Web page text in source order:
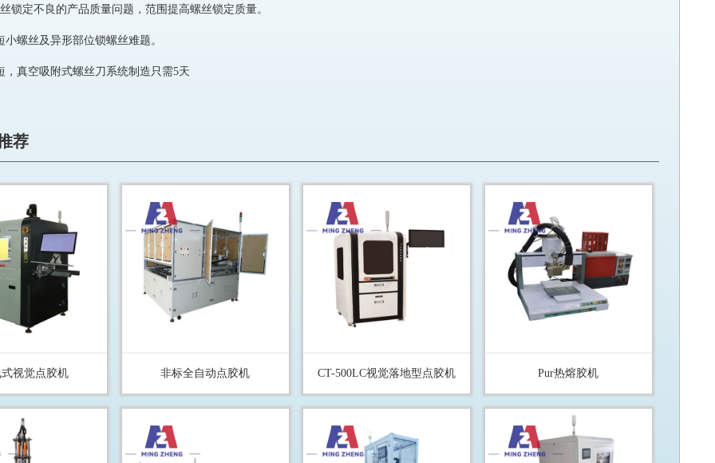
锁定不良的产品质量问题，范围提高螺丝锁定质量。
小螺丝及异形部位锁螺丝难题。
，真空吸附式螺丝刀系统制造只需5天
荐
视觉点胶机 非标全自动点胶机 CT-500LC视觉落地型点胶机 Pur热熔胶机